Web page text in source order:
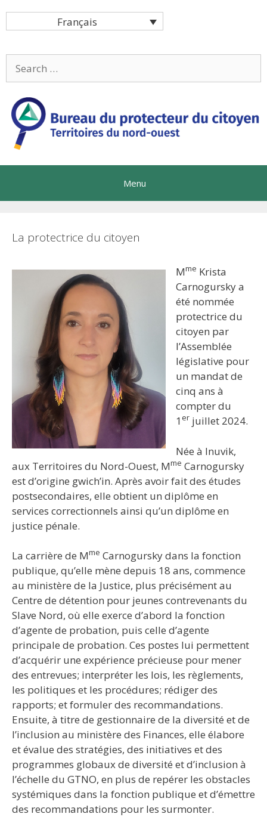
Français
for:
Menu
La protectrice du citoyen
Mme Krista
Carnogursky a
été nommée
protectrice du
citoyen par
l’Assemblée
législative pour
un mandat de
cinq ans à
compter du
1 er juillet 2024.
Née à Inuvik,
aux Territoires du Nord-Ouest, Mme Carnogursky
est d’origine gwich’in. Après avoir fait des études
postsecondaires, elle obtient un diplôme en
services correctionnels ainsi qu’un diplôme en
justice pénale.
La carrière de Mme Carnogursky dans la fonction
publique, qu’elle mène depuis 18 ans, commence
au ministère de la Justice, plus précisément au
Centre de détention pour jeunes contrevenants du
Slave Nord, où elle exerce d’abord la fonction
d’agente de probation, puis celle d’agente
principale de probation. Ces postes lui permettent
d’acquérir une expérience précieuse pour mener
des entrevues; interpréter les lois, les règlements,
les politiques et les procédures; rédiger des
rapports; et formuler des recommandations.
Ensuite, à titre de gestionnaire de la diversité et de
l’inclusion au ministère des Finances, elle élabore
et évalue des stratégies, des initiatives et des
programmes globaux de diversité et d’inclusion à
l’échelle du GTNO, en plus de repérer les obstacles
systémiques dans la fonction publique et d’émettre
des recommandations pour les surmonter.